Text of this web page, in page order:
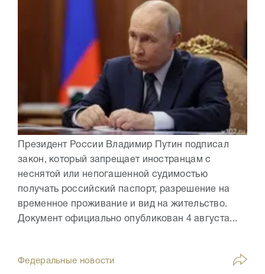
Президент России Владимир Путин подписал
закон, который запрещает иностранцам с
неснятой или непогашенной судимостью
получать российский паспорт, разрешение на
временное проживание и вид на жительство.
Документ официально опубликован 4 августа...
Федеральные новости